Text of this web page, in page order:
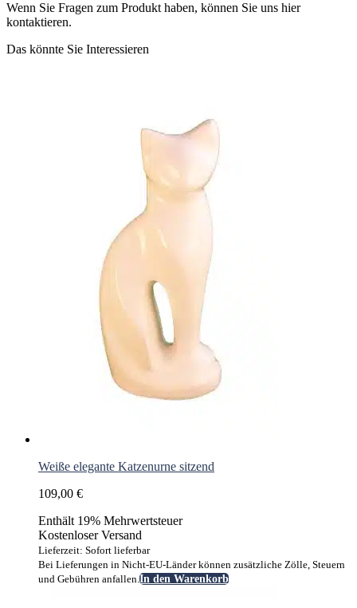
Wenn Sie Fragen zum Produkt haben, können Sie uns hier
kontaktieren.
Das könnte Sie Interessieren
Weiße elegante Katzenurne sitzend
109,00 €
Enthält 19% Mehrwertsteuer
Kostenloser Versand
Lieferzeit: Sofort lieferbar
Bei Lieferungen in Nicht-EU-Länder können zusätzliche Zölle, Steuern
und Gebühren anfallen.In den Warenkorb